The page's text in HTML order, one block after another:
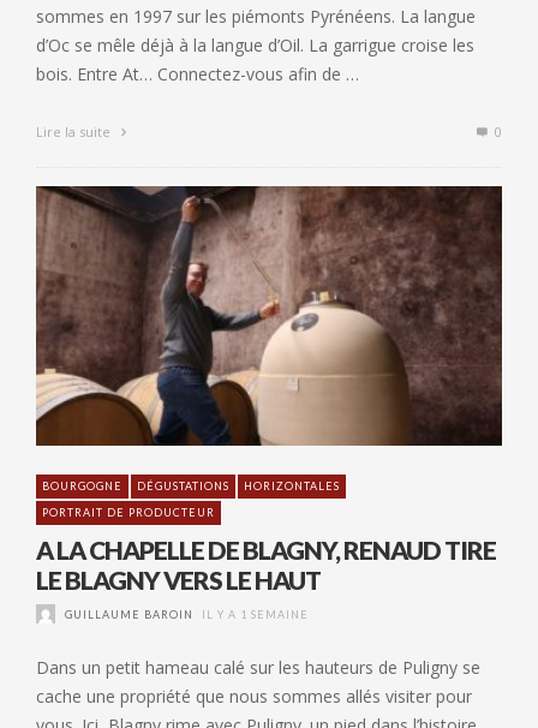
sommes en 1997 sur les piémonts Pyrénéens. La langue
d’Oc se mêle déjà à la langue d’Oil. La garrigue croise les
bois. Entre At… Connectez-vous afin de …
Lire la suite 0
BOURGOGNE DÉGUSTATIONS
HORIZONTALES
PORTRAIT DE PRODUCTEUR
A LA CHAPELLE DE BLAGNY, RENAUD TIRE
LE BLAGNY VERS LE HAUT
GUILLAUME BAROIN IL Y A 1 SEMAINE
Dans un petit hameau calé sur les hauteurs de Puligny se
cache une propriété que nous sommes allés visiter pour